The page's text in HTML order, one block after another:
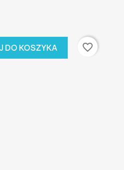
DO KOSZYKA
favorite_border